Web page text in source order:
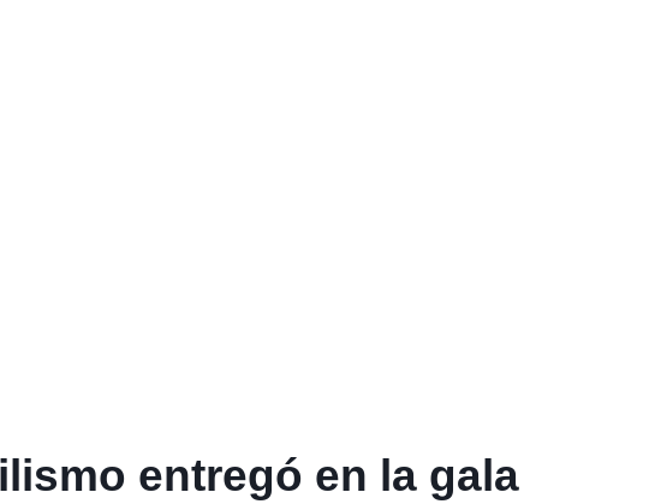
entregó en la gala